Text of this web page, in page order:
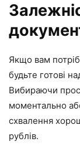
Якщо вам
будьте готові
Вибираючи
моментально
схвалення
рублів.